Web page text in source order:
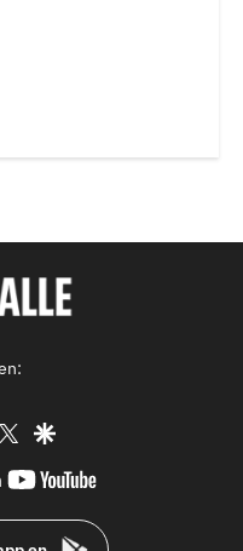
twittergoogle
youtube-